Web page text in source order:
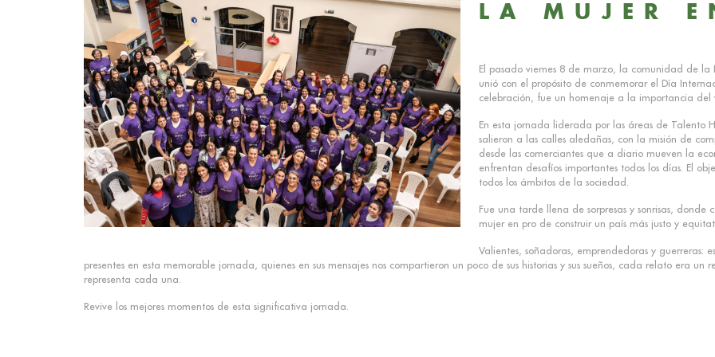
LA MUJER
El pasado viernes 8 de marzo, la comunidad de la
unió con el propósito de conmemorar el Día
celebración, fue un homenaje a la importancia
En esta jornada liderada por las áreas de Talento
salieron a las calles aledañas, con la misión de
desde las comerciantes que a diario mueven la
enfrentan desafíos importantes todos los días. El
todos los ámbitos de la sociedad.
Fue una tarde llena de sorpresas y sonrisas,
mujer en pro de construir un país más justo y
Valientes, soñadoras, emprendedoras y guerreras:
presentes en esta memorable jornada, quienes en sus mensajes nos compartieron un poco de sus historias y sus sueños, cada relato era
representa cada una.
Revive los mejores momentos de esta significativa jornada.